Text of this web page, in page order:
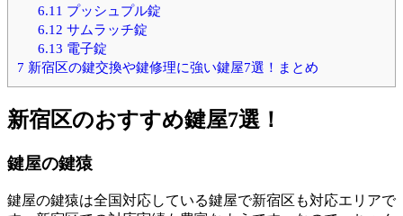
6.11 プッシュプル錠
6.12 サムラッチ錠
6.13 電子錠
7 新宿区の鍵交換や鍵修理に強い鍵屋7選！まとめ
新宿区のおすすめ鍵屋7選！
鍵屋の鍵猿
鍵屋の鍵猿は全国対応している鍵屋で新宿区も対応エリアで